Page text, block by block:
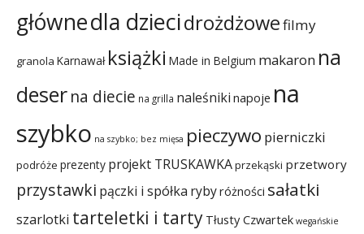
głównedla dziecidrożdżowefilmy
granola Karnawał książki Made in Belgium makaron na
deserna diecie na grilla naleśniki napoje na
szybko na szybko; bez mięsa pieczywo pierniczki
podróże prezenty projekt TRUSKAWKAprzekąski przetwory
przystawki pączki i spółka rybyróżności sałatki
szarlotki tarteletki i tarty Tłusty Czwartek wegańskie